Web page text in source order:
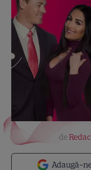
Adaugă-
de